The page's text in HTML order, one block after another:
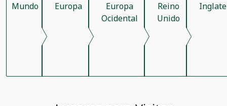
Mundo Europa
Europa
Ocidental
Reino
Unido